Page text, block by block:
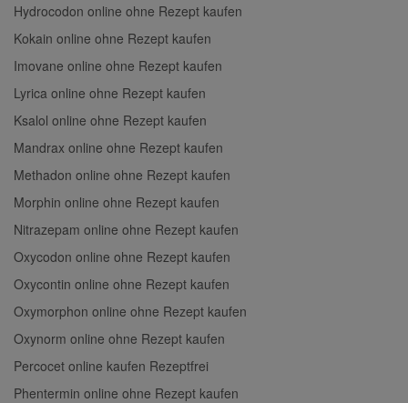
Hydrocodon online ohne Rezept kaufen
Kokain online ohne Rezept kaufen
Imovane online ohne Rezept kaufen
Lyrica online ohne Rezept kaufen
Ksalol online ohne Rezept kaufen
Mandrax online ohne Rezept kaufen
Methadon online ohne Rezept kaufen
Morphin online ohne Rezept kaufen
Nitrazepam online ohne Rezept kaufen
Oxycodon online ohne Rezept kaufen
Oxycontin online ohne Rezept kaufen
Oxymorphon online ohne Rezept kaufen
Oxynorm online ohne Rezept kaufen
Percocet online kaufen Rezeptfrei
Phentermin online ohne Rezept kaufen